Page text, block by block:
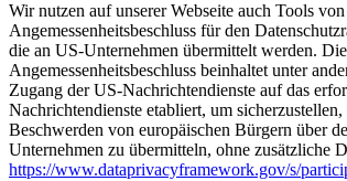
Wir nutzen auf unserer Webseite auch Tools
Angemessenheitsbeschluss für den
die an US-Unternehmen übermittelt werden.
Angemessenheitsbeschluss beinhaltet unter
Zugang der US-Nachrichtendienste auf das
Nachrichtendienste etabliert, um
Beschwerden von europäischen Bürgern über
Unternehmen zu übermitteln, ohne zusätzliche
https://www.dataprivacyframework.gov/s/